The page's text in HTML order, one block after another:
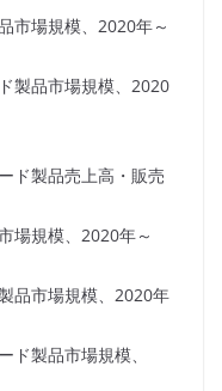
場規模、2020年～
品市場規模、2020
製品売上高・販売
規模、2020年～
市場規模、2020年
製品市場規模、